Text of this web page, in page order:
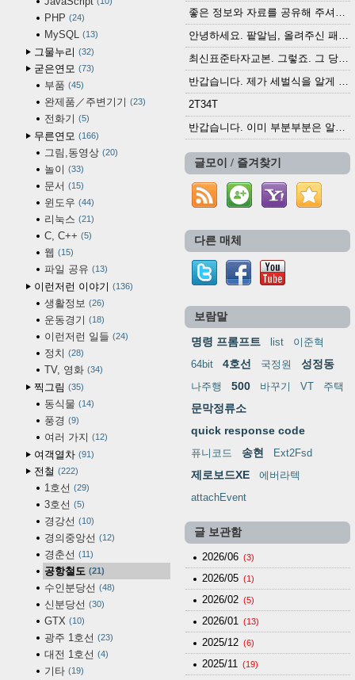
PHP 24
MySQL 13
그물누리 32
굳은연모 73
부품 45
완제품／주변기기 23
전화기 5
무른연모 166
그림,동영상 20
놀이 33
문서 15
윈도우 44
리눅스 21
C, C++ 5
웹 15
파일 공유 13
이런저런 이야기 136
생활정보 26
운동경기 18
이런저런 일들 24
정치 28
TV, 영화 34
찍그림 35
동식물 14
풍경 9
여러 가지 12
여객열차 91
전철 222
1호선 29
3호선 5
경강선 10
경의중앙선 12
경춘선 11
공항철도 21
수인분당선 48
신분당선 30
GTX 10
광주 1호선 23
대전 1호선 4
기타 19
좋은 정보와 자료를 공유해 주셔서 고맙습니다....
안녕하세요. 팥알님, 올려주신 패치 여러모로 감사...
최신표준타자교본. 그렇죠. 그 당시에 최신 표준...
반갑습니다. 제가 세벌식을 알게 되어 세벌식 써...
2T34T
반갑습니다. 이미 부분부분은 알려진 정보들이...
글모이 / 즐겨찾기
다른 매체
보람말
명령 프롬프트 list
이준혁
64bit
4호선 국정원 성정동
나주행 500 바꾸기 VT 주택
문막정류소
quick response code
퓨니코드 송현 Ext2Fsd
제로보드XE
에버라텍
attachEvent
글 보관함
2026/06 (3)
2026/05 (1)
2026/02 (5)
2026/01 (13)
2025/12 (6)
2025/11 (19)